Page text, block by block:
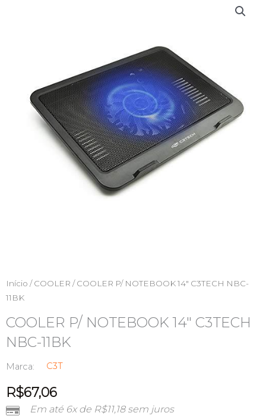
Início /COOLER / COOLER P/ NOTEBOOK 14″ C3TECH NBC-
11BK
COOLER P/ NOTEBOOK 14″ C3TECH
NBC-11BK
Marca: C3T
R$67,06
Em até 6x de R$11,18sem juros